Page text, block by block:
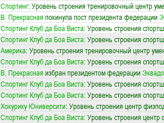
Спортинг: Уровень строения тренировочный центр
В. Прекрасная покинула пост президента федерации
Спортинг Клуб да Боа Виста: Уровень строения
Спортинг Клуб да Боа Виста: Уровень строения
Америка: Уровень строения тренировочный центр
Спортинг Клуб да Боа Виста: Уровень строения
В. Прекрасная избран президентом федерации
Спортинг Клуб да Боа Виста: Уровень строения
Спортинг Клуб да Боа Виста: Уровень строения
Хокурику Юниверсити: Уровень строения центр
Спортинг Клуб да Боа Виста: Уровень строения центр